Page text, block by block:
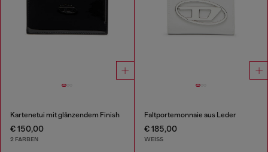
Kartenetui mit glänzendem Finish
€ 150,00
2 FARBEN
Faltportemonnaie aus Leder
€ 185,00
WEISS